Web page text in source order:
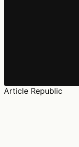
Article Republic